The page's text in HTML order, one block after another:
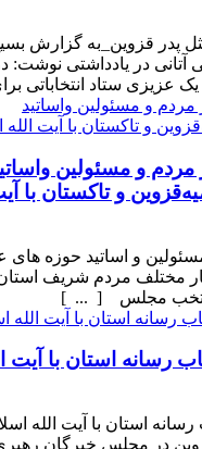
پدر قزوین_به گزارش
در یادداشتی نوشت: در
عزیزی ستاد انتخاباتی
مردم و مسئولین
و تاکستان با
و اساتید حوزه های
مختلف مردم شریف استان
منتخب مجلس [ ... ]
استان با آیت
استان با آیت الله
در مجلس خبرگان